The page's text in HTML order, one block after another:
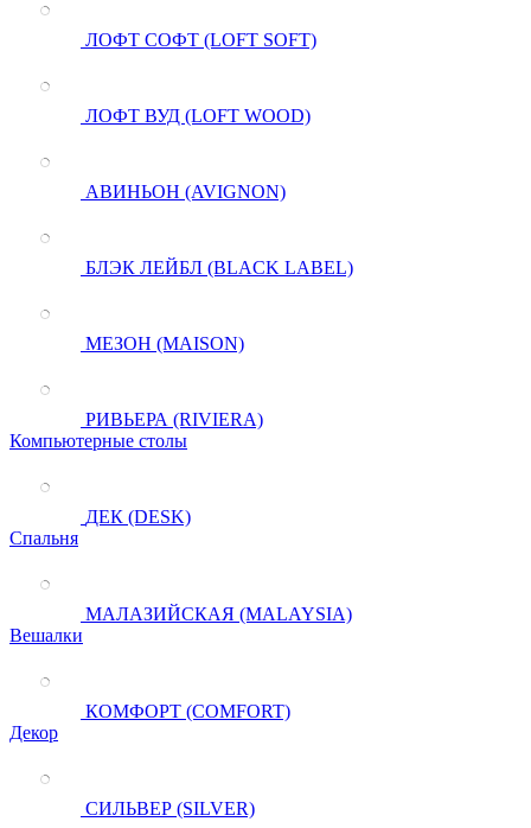
ЛОФТ СОФТ (LOFT SOFT)
ЛОФТ ВУД (LOFT WOOD)
АВИНЬОН (AVIGNON)
БЛЭК ЛЕЙБЛ (BLACK LABEL)
МЕЗОН (MAISON)
РИВЬЕРА (RIVIERA)
Компьютерные столы
ДЕК (DESK)
Спальня
МАЛАЗИЙСКАЯ (MALAYSIA)
Вешалки
КОМФОРТ (COMFORT)
Декор
СИЛЬВЕР (SILVER)